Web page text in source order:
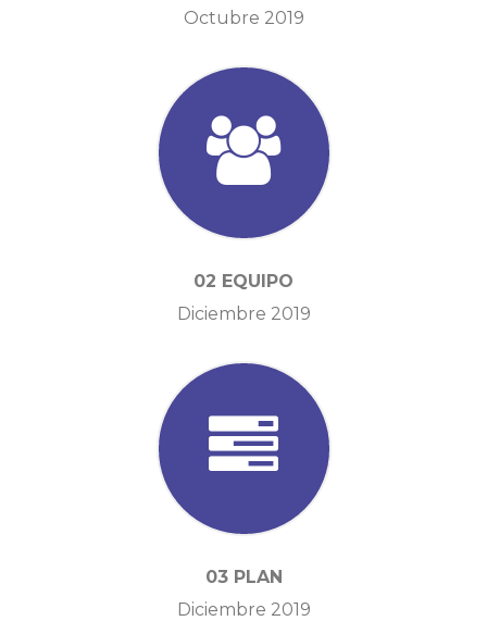
Octubre 2019
02 EQUIPO
Diciembre 2019
03 PLAN
Diciembre 2019